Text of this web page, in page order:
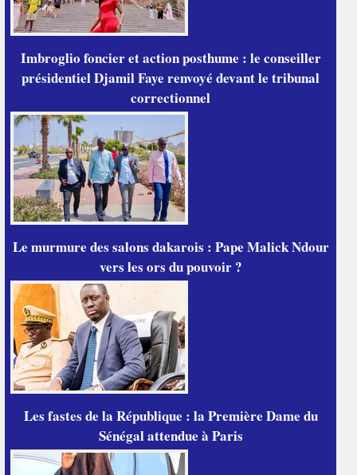
Imbroglio foncier et action posthume : le conseiller
présidentiel Djamil Faye renvoyé devant le tribunal
correctionnel
Le murmure des salons dakarois : Pape Malick Ndour
vers les ors du pouvoir ?
Les fastes de la République : la Première Dame du
Sénégal attendue à Paris